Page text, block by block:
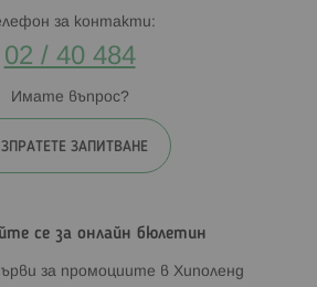
за контакти:
02 / 40 484
Имате въпрос?
ЗАПИТВАНЕ
се за онлайн бюлетин
за промоциите в Хиполенд